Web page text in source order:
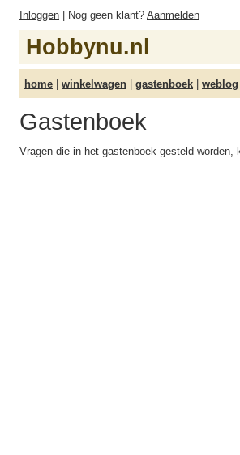
Inloggen | Nog geen klant? Aanmelden
Hobbynu.nl
home | winkelwagen | gastenboek | weblog
Gastenboek
Vragen die in het gastenboek gesteld worden,